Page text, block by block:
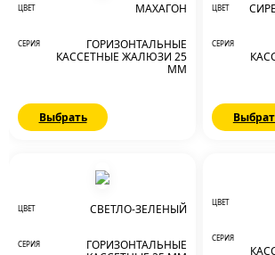
ЦВЕТ МАХАГОН
СЕРИЯ
ГОРИЗОНТАЛЬНЫЕ
КАССЕТНЫЕ ЖАЛЮЗИ 25
ММ
Выбрать
ЦВЕТ
СЕРИЯ
ЦВЕТ СВЕТЛО-ЗЕЛЕНЫЙ
СЕРИЯ
ГОРИЗОНТАЛЬНЫЕ
ЦВЕТ
СЕРИЯ